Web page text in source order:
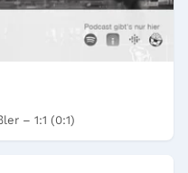
– 1:1 (0:1)